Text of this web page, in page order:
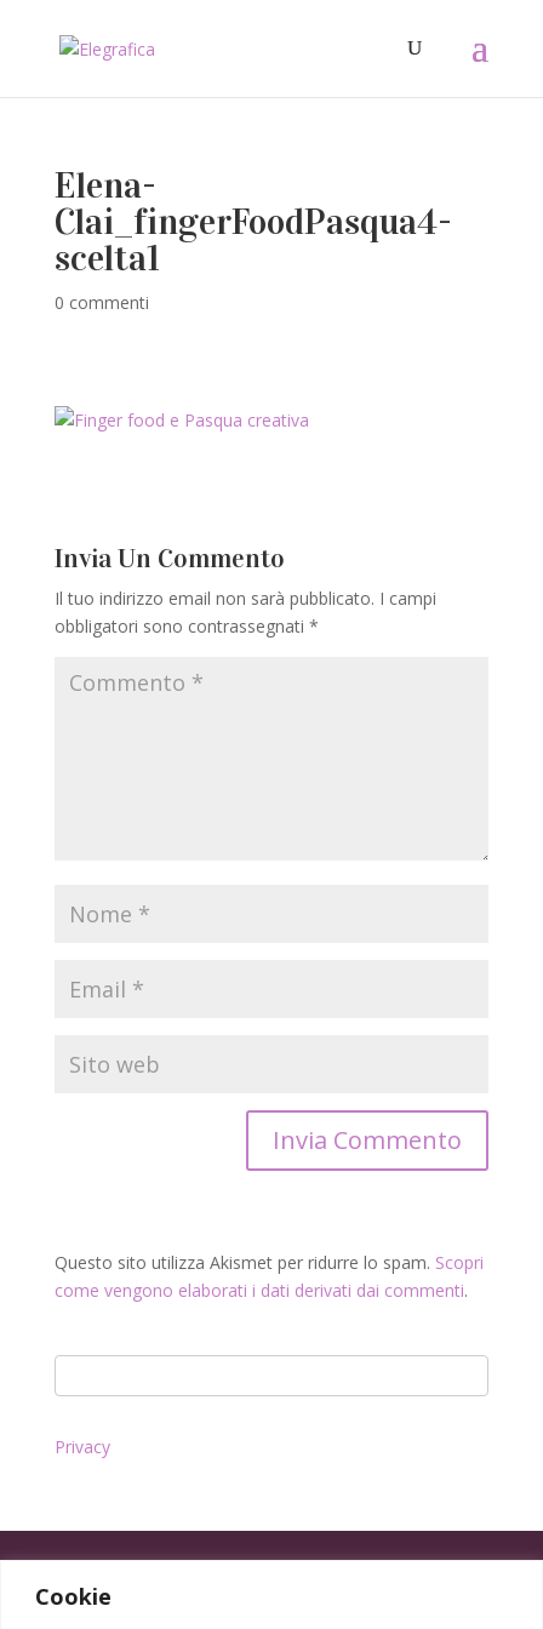
Cookie
Elena-
Clai_fingerFoodPasqua4-
scelta1
0 commenti
Invia Un Commento
Il tuo indirizzo email non sarà pubblicato. I campi
obbligatori sono contrassegnati *
Questo sito utilizza Akismet per ridurre lo spam. Scopri
come vengono elaborati i dati derivati dai commenti.
Privacy